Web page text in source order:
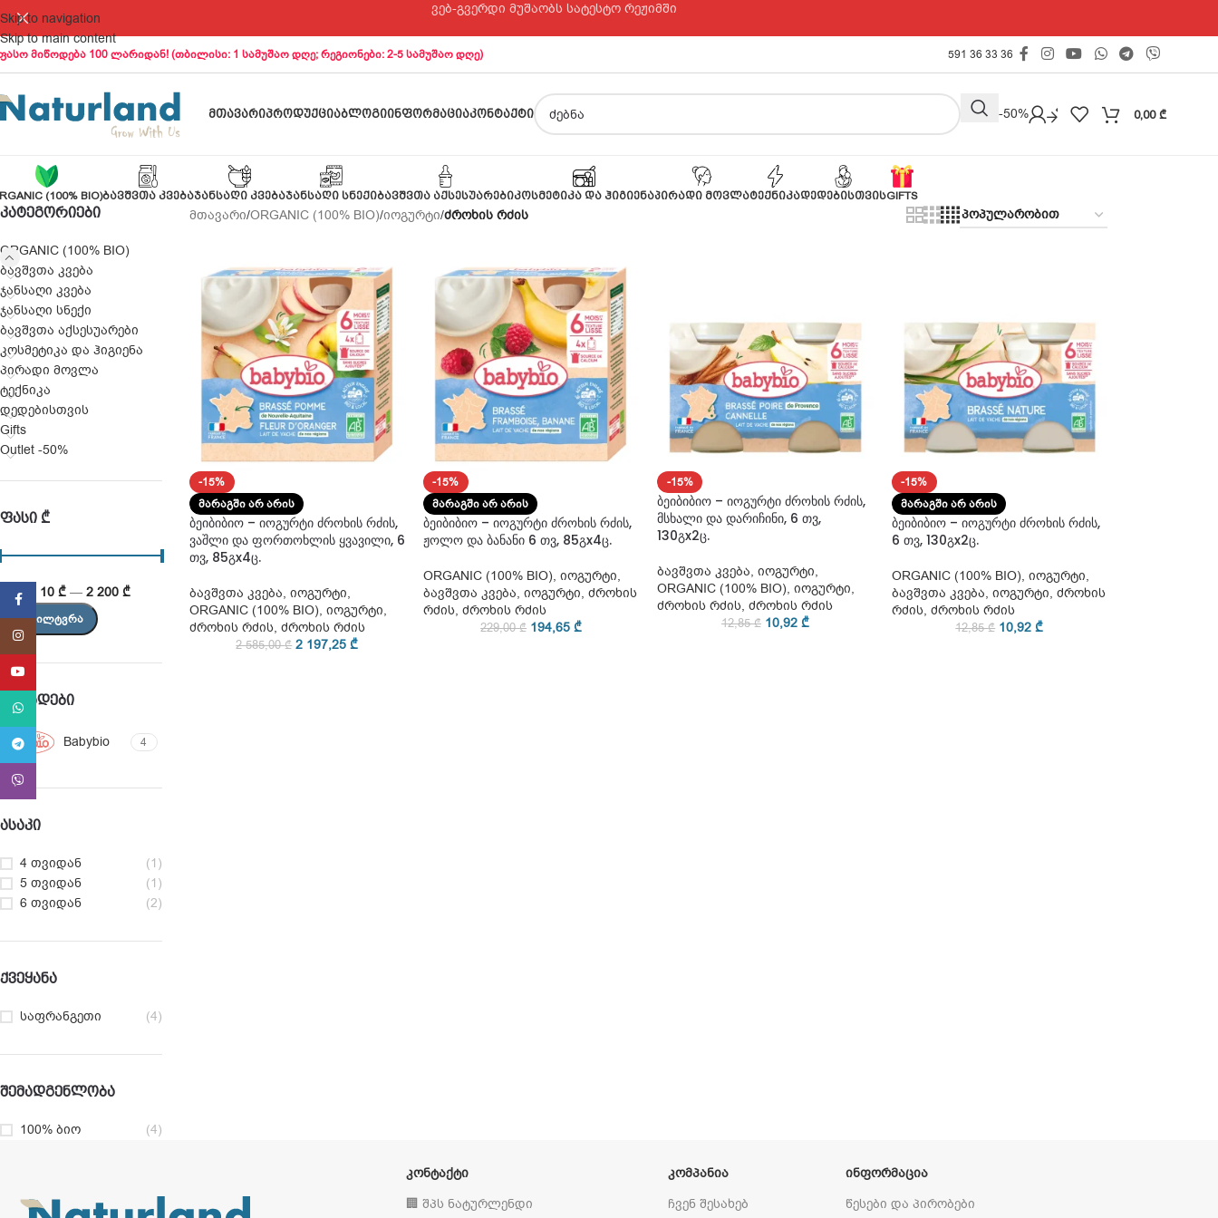
Skip to navigation
Skip to main content
ვებ-გვერდი მუშაობს სატესტო რეჟიმში
მიწოდება 100 ლარიდან! (თბილისი: 1 სამუშაო დღე; რეგიონები: 2-5 სამუშაო დღე) 591 36 33 36
ᲛᲗᲐᲕᲐᲠᲘᲞᲠᲝᲓᲣᲥᲪᲘᲐᲑᲚᲝᲒᲘᲘᲜᲤᲝᲠᲛᲐᲪᲘᲐᲙᲝᲜᲢᲐᲥᲢᲘ Outlet -50% 0,00 ₾
(100% BIO)ᲑᲐᲕᲨᲕᲗᲐ ᲙᲕᲔᲑᲐᲯᲐᲜᲡᲐᲦᲘ ᲙᲕᲔᲑᲐᲯᲐᲜᲡᲐᲦᲘ ᲡᲜᲔᲥᲘᲑᲐᲕᲨᲕᲗᲐ ᲐᲥᲡᲔᲡᲣᲐᲠᲔᲑᲘᲙᲝᲡᲛᲔᲢᲘᲙᲐ ᲓᲐ ᲰᲘᲒᲘᲔᲜᲐᲞᲘᲠᲐᲓᲘ ᲛᲝᲕᲚᲐᲢᲔᲥᲜᲘᲙᲐᲓᲔᲓᲔᲑᲘᲡᲗᲕᲘᲡGIFTS
ᲙᲐᲢᲔᲒᲝᲠᲘᲔᲑᲘ
ORGANIC (100% BIO)
ბავშვთა კვება
ჯანსაღი კვება
ჯანსაღი სნექი
ბავშვთა აქსესუარები
კოსმეტიკა და ჰიგიენა
პირადი მოვლა
ტექნიკა
დედებისთვის
Gifts
Outlet -50%
ᲤᲐᲡᲘ ₾
ᲒᲐᲤᲘᲚᲢᲕᲠᲐ
ფასი: 10 ₾ — 2 200 ₾
ᲑᲠᲔᲜᲓᲔᲑᲘ
Babybio 4
ᲐᲡᲐᲙᲘ
4 თვიდან
(1)
5 თვიდან
(1)
6 თვიდან
(2)
ᲥᲕᲔᲧᲐᲜᲐ
საფრანგეთი (4)
ᲨᲔᲛᲐᲓᲒᲔᲜᲚᲝᲑᲐ
100% ბიო (4)
მთავარი/ORGANIC (100% BIO)/იოგურტი/ძროხის რძის
-15%
ᲛᲐᲠᲐᲒᲨᲘ ᲐᲠ ᲐᲠᲘᲡ
ბეიბიბიო – იოგურტი ძროხის რძის,
ვაშლი და ფორთოხლის ყვავილი, 6
თვ, 85გx4ც.
ბავშვთა კვება, იოგურტი,
ORGANIC (100% BIO), იოგურტი,
ძროხის რძის, ძროხის რძის
2 585,00₾ 2 197,25₾
-15%
ᲛᲐᲠᲐᲒᲨᲘ ᲐᲠ ᲐᲠᲘᲡ
ბეიბიბიო – იოგურტი ძროხის რძის,
ჟოლო და ბანანი 6 თვ, 85გx4ც.
ORGANIC (100% BIO), იოგურტი,
ბავშვთა კვება, იოგურტი, ძროხის
რძის, ძროხის რძის
229,00₾ 194,65₾
-15%
ბეიბიბიო – იოგურტი ძროხის რძის,
მსხალი და დარიჩინი, 6 თვ,
130გx2ც.
ბავშვთა კვება, იოგურტი,
ORGANIC (100% BIO), იოგურტი,
ძროხის რძის, ძროხის რძის
12,85₾ 10,92 ₾
-15%
ᲛᲐᲠᲐᲒᲨᲘ ᲐᲠ ᲐᲠᲘᲡ
ბეიბიბიო – იოგურტი ძროხის რძის,
6 თვ, 130გx2ც.
ORGANIC (100% BIO), იოგურტი,
ბავშვთა კვება, იოგურტი, ძროხის
რძის, ძროხის რძის
12,85₾ 10,92₾
ᲙᲝᲜᲢᲐᲥᲢᲘ
🏢 შპს ნატურლენდი
ᲙᲝᲛᲞᲐᲜᲘᲐ
ჩვენ შესახებ
ᲘᲜᲤᲝᲠᲛᲐᲪᲘᲐ
წესები და პირობები
Facebook
Instagram
WhatsApp
Telegram